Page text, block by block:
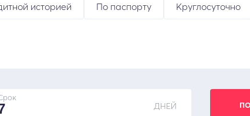
историей По паспорту Круглосуточно
ДНЕЙ